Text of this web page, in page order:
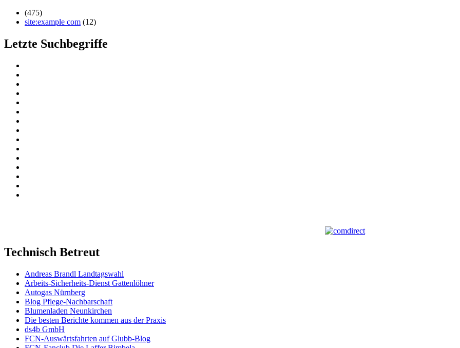
(475)
site:example com (12)
Letzte Suchbegriffe
Technisch Betreut
Andreas Brandl Landtagswahl
Arbeits-Sicherheits-Dienst Gattenlöhner
Autogas Nürnberg
Blog Pflege-Nachbarschaft
Blumenladen Neunkirchen
Die besten Berichte kommen aus der Praxis
ds4b GmbH
FCN-Auswärtsfahrten auf Glubb-Blog